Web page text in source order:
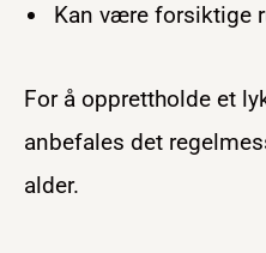
Kan være forsiktige
For å opprettholde et
anbefales det
alder.